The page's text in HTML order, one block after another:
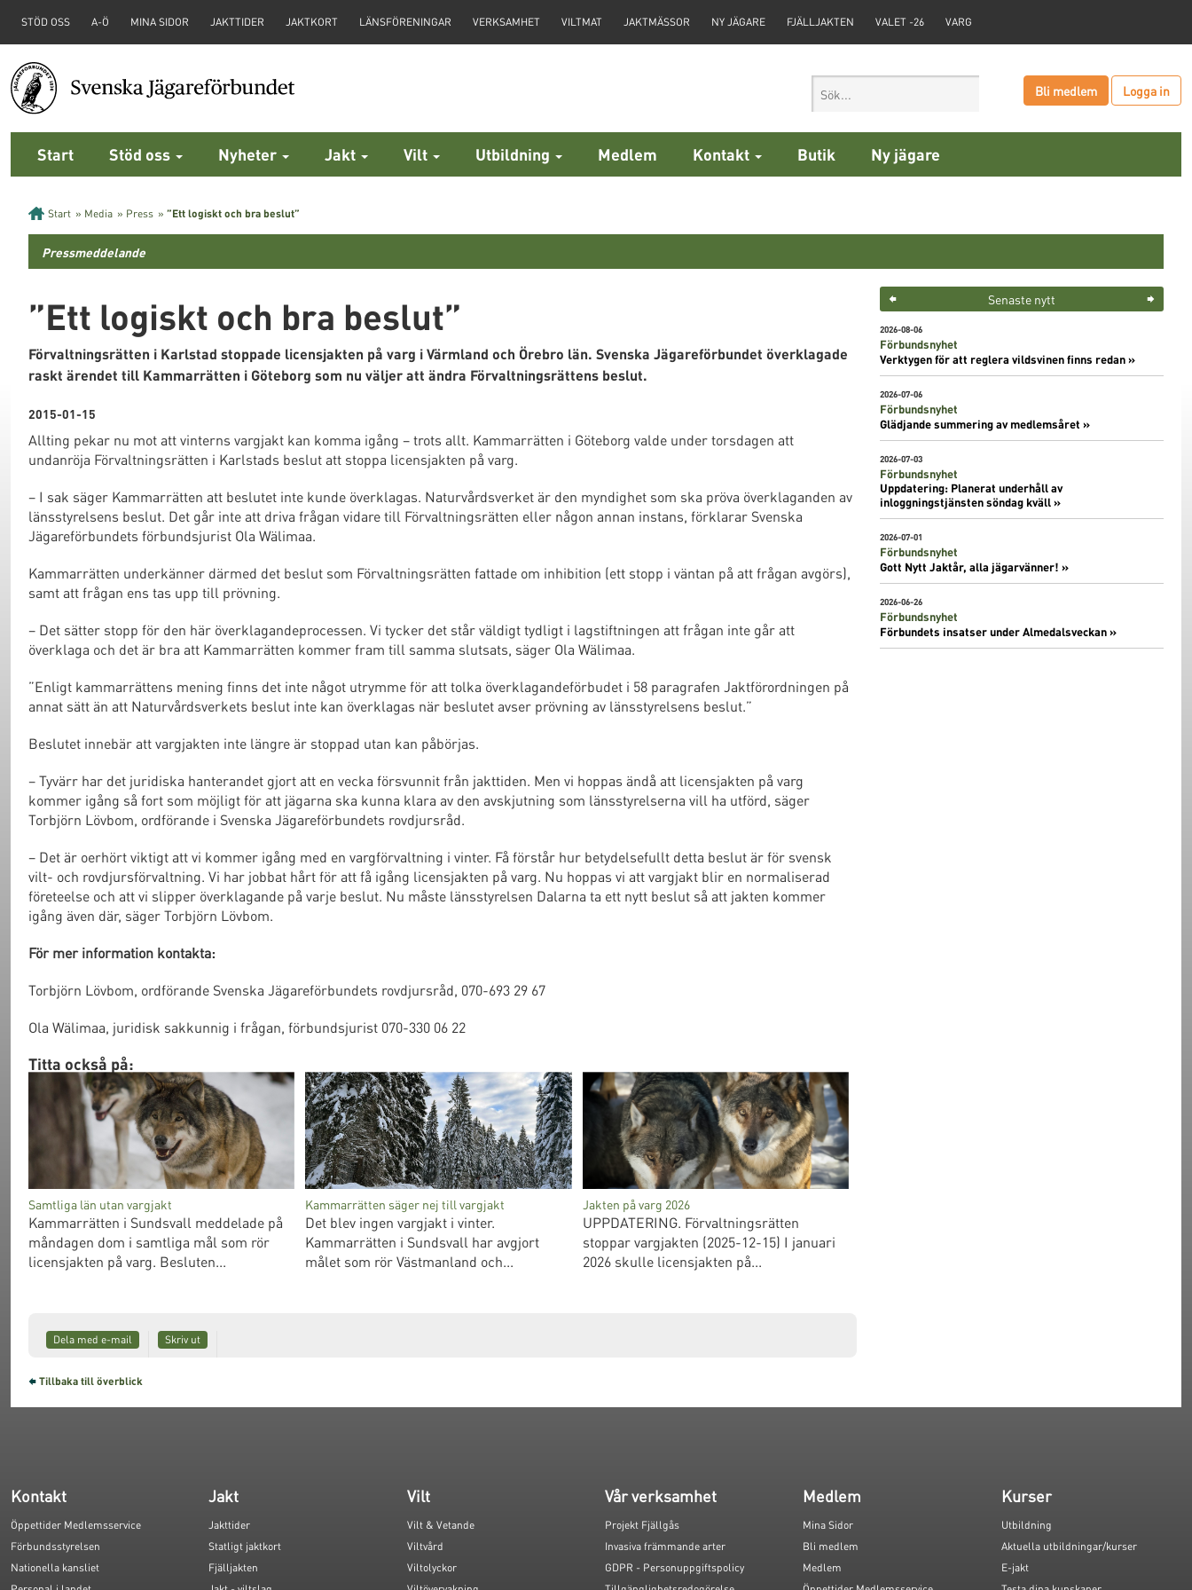
STÖD OSS A-Ö MINA SIDOR JAKTTIDER JAKTKORT LÄNSFÖRENINGAR VERKSAMHET VILTMAT JAKTMÄSSOR NY JÄGARE FJÄLLJAKTEN VALET -26 VARG
Bli medlem Logga in
Start Stöd oss Nyheter Jakt Vilt Utbildning Medlem Kontakt Butik Ny jägare
Start » Media » Press » ”Ett logiskt och bra beslut”
Pressmeddelande
”Ett logiskt och bra beslut”
Förvaltningsrätten i Karlstad stoppade licensjakten på varg i Värmland och Örebro län. Svenska Jägareförbundet överklagade
raskt ärendet till Kammarrätten i Göteborg som nu väljer att ändra Förvaltningsrättens beslut.
2015-01-15
Allting pekar nu mot att vinterns vargjakt kan komma igång – trots allt. Kammarrätten i Göteborg valde under torsdagen att
undanröja Förvaltningsrätten i Karlstads beslut att stoppa licensjakten på varg.
– I sak säger Kammarrätten att beslutet inte kunde överklagas. Naturvårdsverket är den myndighet som ska pröva överklaganden av
länsstyrelsens beslut. Det går inte att driva frågan vidare till Förvaltningsrätten eller någon annan instans, förklarar Svenska
Jägareförbundets förbundsjurist Ola Wälimaa.
Kammarrätten underkänner därmed det beslut som Förvaltningsrätten fattade om inhibition (ett stopp i väntan på att frågan avgörs),
samt att frågan ens tas upp till prövning.
– Det sätter stopp för den här överklagandeprocessen. Vi tycker det står väldigt tydligt i lagstiftningen att frågan inte går att
överklaga och det är bra att Kammarrätten kommer fram till samma slutsats, säger Ola Wälimaa.
”Enligt kammarrättens mening finns det inte något utrymme för att tolka överklagandeförbudet i 58 paragrafen Jaktförordningen på
annat sätt än att Naturvårdsverkets beslut inte kan överklagas när beslutet avser prövning av länsstyrelsens beslut.”
Beslutet innebär att vargjakten inte längre är stoppad utan kan påbörjas.
– Tyvärr har det juridiska hanterandet gjort att en vecka försvunnit från jakttiden. Men vi hoppas ändå att licensjakten på varg
kommer igång så fort som möjligt för att jägarna ska kunna klara av den avskjutning som länsstyrelserna vill ha utförd, säger
Torbjörn Lövbom, ordförande i Svenska Jägareförbundets rovdjursråd.
– Det är oerhört viktigt att vi kommer igång med en vargförvaltning i vinter. Få förstår hur betydelsefullt detta beslut är för svensk
vilt- och rovdjursförvaltning. Vi har jobbat hårt för att få igång licensjakten på varg. Nu hoppas vi att vargjakt blir en normaliserad
företeelse och att vi slipper överklagande på varje beslut. Nu måste länsstyrelsen Dalarna ta ett nytt beslut så att jakten kommer
igång även där, säger Torbjörn Lövbom.
För mer information kontakta:
Torbjörn Lövbom, ordförande Svenska Jägareförbundets rovdjursråd, 070-693 29 67
Ola Wälimaa, juridisk sakkunnig i frågan, förbundsjurist 070-330 06 22
Titta också på:
Samtliga län utan vargjakt
Kammarrätten i Sundsvall meddelade på
måndagen dom i samtliga mål som rör
licensjakten på varg. Besluten...
Kammarrätten säger nej till vargjakt
Det blev ingen vargjakt i vinter.
Kammarrätten i Sundsvall har avgjort
målet som rör Västmanland och...
Jakten på varg 2026
UPPDATERING. Förvaltningsrätten
stoppar vargjakten (2025-12-15) I januari
2026 skulle licensjakten på...
Dela med e-mail Skriv ut
Senaste nytt
2026-08-06
Förbundsnyhet
Verktygen för att reglera vildsvinen finns redan »
2026-07-06
Förbundsnyhet
Glädjande summering av medlemsåret »
2026-07-03
Förbundsnyhet
Uppdatering: Planerat underhåll av
inloggningstjänsten söndag kväll »
2026-07-01
Förbundsnyhet
Gott Nytt Jaktår, alla jägarvänner! »
2026-06-26
Förbundsnyhet
Förbundets insatser under Almedalsveckan »
Tillbaka till överblick
Kontakt
Öppettider Medlemsservice
Förbundsstyrelsen
Nationella kansliet
Jakt
Jakttider
Statligt jaktkort
Fjälljakten
Vilt
Vilt & Vetande
Viltvård
Viltolyckor
Vår verksamhet
Projekt Fjällgås
Invasiva främmande arter
GDPR - Personuppgiftspolicy
Medlem
Mina Sidor
Bli medlem
Medlem
Kurser
Utbildning
Aktuella utbildningar/kurser
E-jakt